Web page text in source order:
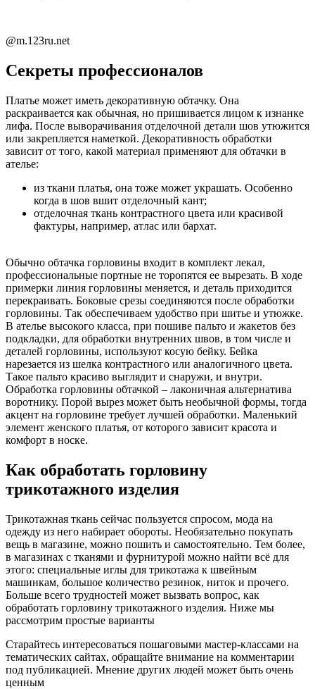
@m.123ru.net
Секреты профессионалов
Платье может иметь декоративную обтачку. Она
раскраивается как обычная, но пришивается лицом к изнанке
лифа. После выворачивания отделочной детали шов утюжится
или закрепляется наметкой. Декоративность обработки
зависит от того, какой материал применяют для обтачки в
ателье:
из ткани платья, она тоже может украшать. Особенно
когда в шов вшит отделочный кант;
отделочная ткань контрастного цвета или красивой
фактуры, например, атлас или бархат.
Обычно обтачка горловины входит в комплект лекал,
профессиональные портные не торопятся ее вырезать. В ходе
примерки линия горловины меняется, и деталь приходится
перекраивать. Боковые срезы соединяются после обработки
горловины. Так обеспечиваем удобство при шитье и утюжке.
В ателье высокого класса, при пошиве пальто и жакетов без
подкладки, для обработки внутренних швов, в том числе и
деталей горловины, используют косую бейку. Бейка
нарезается из шелка контрастного или аналогичного цвета.
Такое пальто красиво выглядит и снаружи, и внутри.
Обработка горловины обтачкой – лаконичная альтернатива
воротнику. Порой вырез может быть необычной формы, тогда
акцент на горловине требует лучшей обработки. Маленький
элемент женского платья, от которого зависит красота и
комфорт в носке.
Как обработать горловину
трикотажного изделия
Трикотажная ткань сейчас пользуется спросом, мода на
одежду из него набирает обороты. Необязательно покупать
вещь в магазине, можно пошить и самостоятельно. Тем более,
в магазинах с тканями и фурнитурой можно найти всё для
этого: специальные иглы для трикотажа к швейным
машинкам, большое количество резинок, ниток и прочего.
Больше всего трудностей может вызвать вопрос, как
обработать горловину трикотажного изделия. Ниже мы
рассмотрим простые варианты
Старайтесь интересоваться пошаговыми мастер-классами на
тематических сайтах, обращайте внимание на комментарии
под публикацией. Мнение других людей может быть очень
ценным